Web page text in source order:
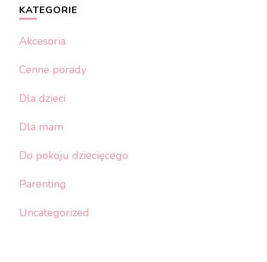
KATEGORIE
Akcesoria
Cenne porady
Dla dzieci
Dla mam
Do pokoju dziecięcego
Parenting
Uncategorized